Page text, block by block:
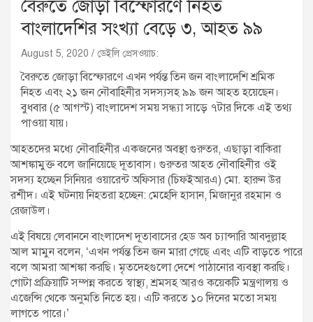
বৈরুতে জোড়া বিস্ফোরণে নিহত
বাংলাদেশির সংখ্যা বেড়ে ৩, আহত ৯৯
August 5, 2020 ডেইলি প্রেসওয়াচ:
বৈরুতে জোড়া বিস্ফোরণে এখন পর্যন্ত তিন জন বাংলাদেশি শ্রমিক
নিহত এবং ২১ জন নৌবাহিনীর সদস্যসহ ৯৯ জন আহত হয়েছেন।
বুধবার (৫ আগস্ট) বাংলাদেশ সময় সন্ধ্যা সাড়ে ৭টার দিকে এই তথ্য
পাওয়া যায়।
আহতদের মধ্যে নৌবাহিনীর একজনের অবস্থা গুরুতর, এছাড়া বাকিরা
আশঙ্কামুক্ত বলে জানিয়েছে দূতাবাস। গুরুতর আহত নৌবাহিনীর ওই
সদস্য হচ্ছেন সিনিয়র ওয়ারেন্ট অফিসার (চিফইআরএ) মো. হারুন উর
রশীদ। এই ঘটনায় নিহতরা হচ্ছেন: মেহেদি হাসান, মিজানুর রহমান ও
রেজাউল।
এই বিষয়ে লেবাননে বাংলাদেশ দূতাবাসের হেড অব চ্যান্সারি আবদুল্লাহ
আল মামুন বলেন, ‘এখন পর্যন্ত তিন জন মারা গেছে এবং এটি বাড়তে পারে
বলে আমরা আশঙ্কা করছি। মৃতদেহগুলো দেশে পাঠানোর ব্যবস্থা করছি।
গোটা প্রক্রিয়াটি সম্পন্ন করতে স্বাস্থ্য, শ্রমসহ আরও কয়েকটি মন্ত্রণালয় ও
এজেন্সি থেকে অনুমতি নিতে হয়। এটি করতে ১০ দিনের মতো সময়
লাগতে পারে।’